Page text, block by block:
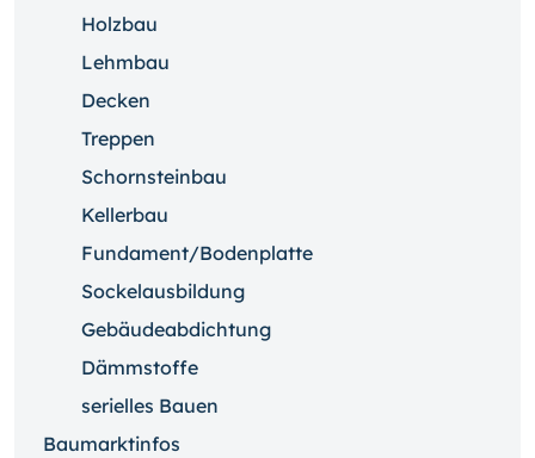
Holzbau
Lehmbau
Decken
Treppen
Schornsteinbau
Kellerbau
Fundament/Bodenplatte
Sockelausbildung
Gebäudeabdichtung
Dämmstoffe
serielles Bauen
Baumarktinfos